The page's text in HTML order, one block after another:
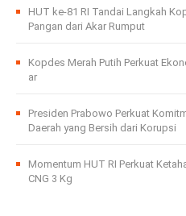
HUT ke-81 RI Tandai Langkah
Pangan dari Akar Rumput
Kopdes Merah Putih Perkuat
ar
Presiden Prabowo Perkuat
Daerah yang Bersih dari Korupsi
Momentum HUT RI Perkuat
CNG 3 Kg